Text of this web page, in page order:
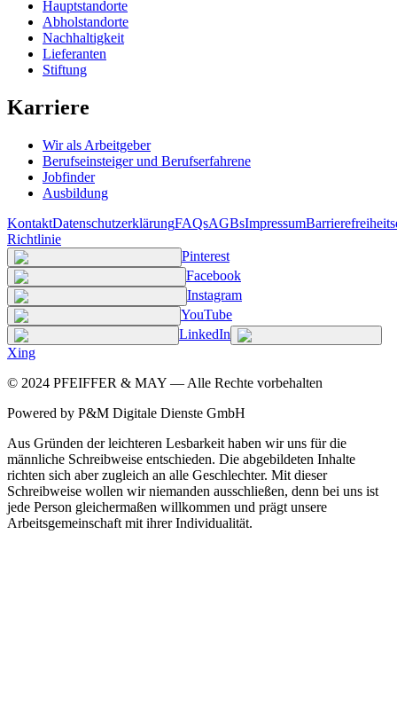
Hauptstandorte
Abholstandorte
Nachhaltigkeit
Lieferanten
Stiftung
Karriere
Wir als Arbeitgeber
Berufseinsteiger und Berufserfahrene
Jobfinder
Ausbildung
KontaktDatenschutzerklärungFAQsAGBsImpressum
Richtlinie
Pinterest
Facebook
Instagram
YouTube
LinkedIn
Xing
© 2024 PFEIFFER & MAY — Alle Rechte vorbehalten
Powered by P&M Digitale Dienste GmbH
Aus Gründen der leichteren Lesbarkeit haben wir uns für die
männliche Schreibweise entschieden. Die abgebildeten Inhalte
richten sich aber zugleich an alle Geschlechter. Mit dieser
Schreibweise wollen wir niemanden ausschließen, denn bei uns ist
jede Person gleichermaßen willkommen und prägt unsere
Arbeitsgemeinschaft mit ihrer Individualität.